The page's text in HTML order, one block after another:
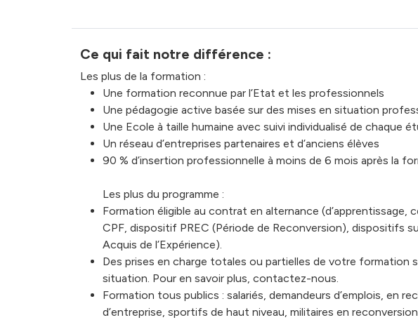
Ce qui fait notre différence :
Les plus de la formation :
Une formation reconnue par l’Etat et les professionnels
Une pédagogie active basée sur des mises en situation
Une Ecole à taille humaine avec suivi individualisé de chaque
Un réseau d’entreprises partenaires et d’anciens élèves
90 % d’insertion professionnelle à moins de 6 mois après la
Les plus du programme :
Formation éligible au contrat en alternance (d’apprentissage,
CPF, dispositif PREC (Période de Reconversion), dispositifs
Acquis de l’Expérience).
Des prises en charge totales ou partielles de votre
situation. Pour en savoir plus, contactez-nous.
Formation tous publics : salariés, demandeurs d’emplois, en
d’entreprise, sportifs de haut niveau, militaires en